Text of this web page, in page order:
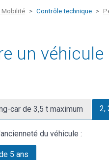
Mobilité Contrôle technique
un
car de 3,5 t maximum 2,
du véhicule :
5 ans